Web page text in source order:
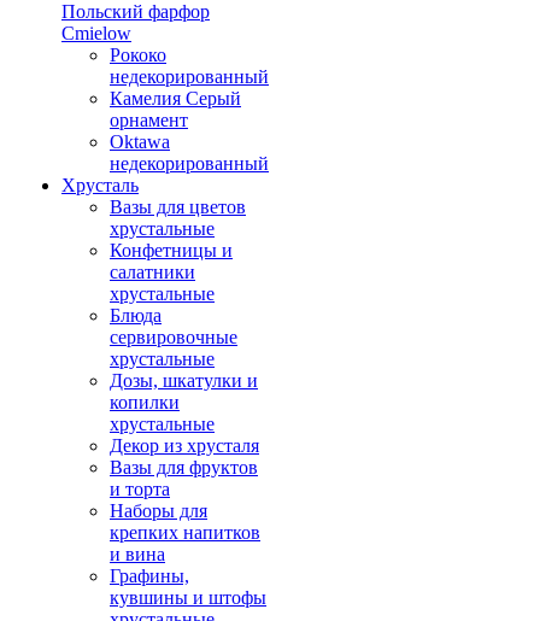
Польский фарфор
Сmielow
Рококо
недекорированный
Камелия Серый
орнамент
Oktawa
недекорированный
Хрусталь
Вазы для цветов
хрустальные
Конфетницы и
салатники
хрустальные
Блюда
сервировочные
хрустальные
Дозы, шкатулки и
копилки
хрустальные
Декор из хрусталя
Вазы для фруктов
и торта
Наборы для
крепких напитков
и вина
Графины,
кувшины и штофы